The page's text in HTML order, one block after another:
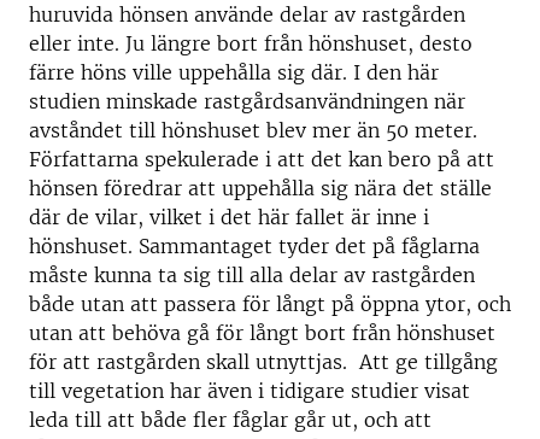
huruvida hönsen använde delar av rastgården
eller inte. Ju längre bort från hönshuset, desto
färre höns ville uppehålla sig där. I den här
studien minskade rastgårdsanvändningen när
avståndet till hönshuset blev mer än 50 meter.
Författarna spekulerade i att det kan bero på att
hönsen föredrar att uppehålla sig nära det ställe
där de vilar, vilket i det här fallet är inne i
hönshuset. Sammantaget tyder det på fåglarna
måste kunna ta sig till alla delar av rastgården
både utan att passera för långt på öppna ytor, och
utan att behöva gå för långt bort från hönshuset
för att rastgården skall utnyttjas. Att ge tillgång
till vegetation har även i tidigare studier visat
leda till att både fler fåglar går ut, och att